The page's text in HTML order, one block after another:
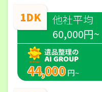
1DK
他社平均
60,000円~
44,000 円~